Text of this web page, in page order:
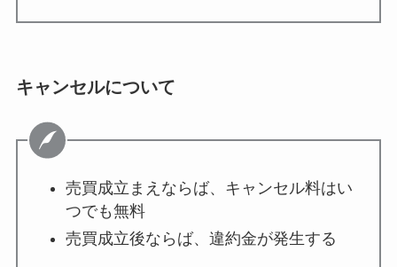
キャンセルについて
売買成立まえならば、キャンセル料はい
つでも無料
売買成立後ならば、違約金が発生する